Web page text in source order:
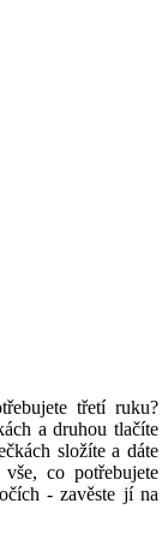
třetí ruku?
a druhou tlačíte
složíte a dáte
co potřebujete
- zavěste jí na